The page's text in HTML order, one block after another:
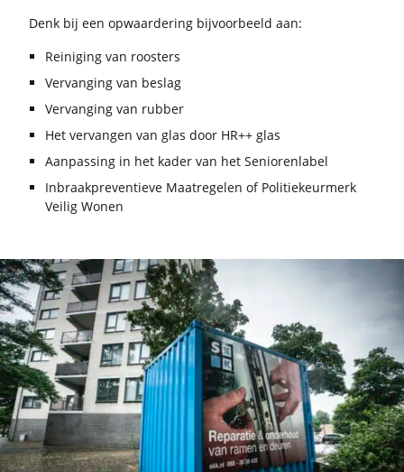
Denk bij een op­waar­de­ring bij­voor­beeld aan:
Reiniging van roosters
Vervanging van beslag
Vervanging van rubber
Het vervangen van glas door HR++ glas
Aanpassing in het kader van het Seniorenlabel
Inbraakpreventieve Maatregelen of Politiekeurmerk
Veilig Wonen